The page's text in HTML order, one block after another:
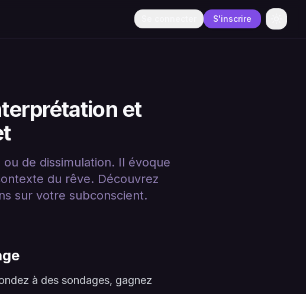
S'inscrire
et
de dissimulation. Il évoque
du rêve. Découvrez
sur votre subconscient.
à des sondages, gagnez